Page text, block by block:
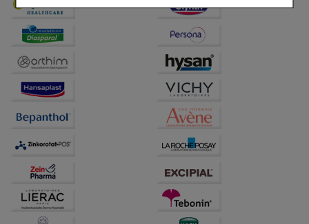
Einkaufserlebnis noch ansprechender zu gestalten,
Besuchers oder unsere Seite an bevorzugte
Verhaltensweisen (z.B. Spracheinstellung)
anzupassen. Komfort-Cookies ermöglichen es uns
auch auf Ihre Bedürfnisse zugeschrittene Inhalte
anzuzeigen und unser Partnerprogramm zu
betreiben.
Statistik & Tracking:
Hierüber lassen sich
unserer Website sammeln, mit deren Hilfe wir unsere
auf unserer Website aber auch die Werbung auf
Drittseiten möglichst relevant für Sie zu gestalten.
Bitte beachten Sie, dass Daten hierfür teilweise an
Dritte wie z.B. Google oder soziale Medien
übertragen werden.